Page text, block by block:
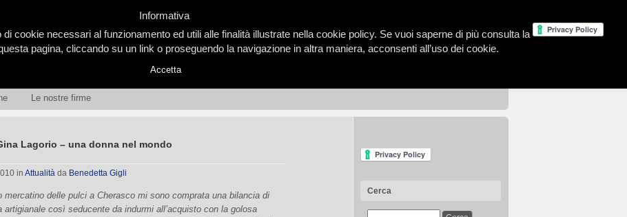
Le nostre firme
Lagorio – una donna nel mondo
in Attualità da Benedetta Gigli
mercatino delle pulci a Cherasco mi sono comprata una bilancia di
artigianale così seducente da indurmi all’acquisto con la golosa
Cerca
Informativa
cookie necessari al funzionamento ed utili alle finalità illustrate nella cookie policy. Se vuoi saperne di più consulta la
pagina, cliccando su un link o proseguendo la navigazione in altra maniera, acconsenti all’uso dei cookie.
Accetta